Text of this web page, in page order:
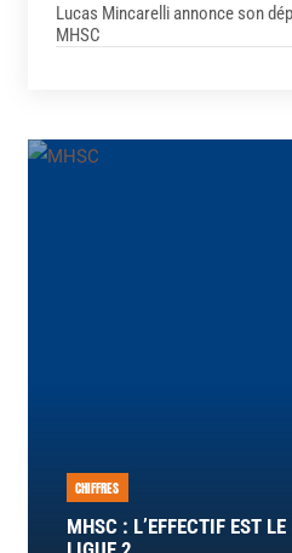
Lucas Mincarelli annonce son
MHSC
CHIFFRES
MHSC : L’EFFECTIF EST